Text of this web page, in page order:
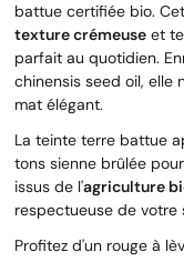
battue certifiée bio.
texture crémeuse et
parfait au quotidien.
chinensis seed oil, elle
mat élégant.
La teinte terre battue
tons sienne brûlée
issus de l'agriculture
respectueuse de votre
Profitez d'un rouge à